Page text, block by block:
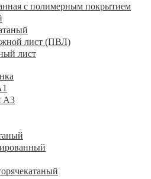
с полимерным покрытием
лист (ПВЛ)
лист
А3